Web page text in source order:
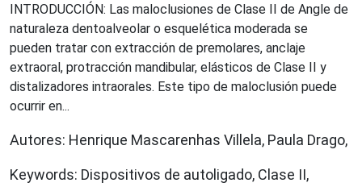
INTRODUCCIÓN: Las maloclusiones de Clase II de Angle de
naturaleza dentoalveolar o esquelética moderada se
pueden tratar con extracción de premolares, anclaje
extraoral, protracción mandibular, elásticos de Clase II y
distalizadores intraorales. Este tipo de maloclusión puede
ocurrir en...
Autores: Henrique Mascarenhas Villela, Paula Drago,
Keywords: Dispositivos de autoligado, Clase II,